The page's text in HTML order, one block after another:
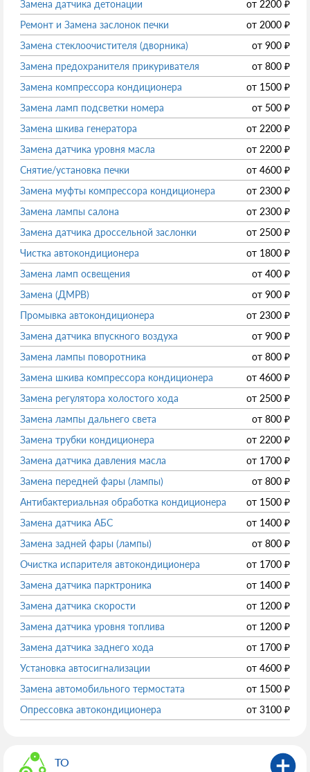
Замена датчика детонации от 2200 ₽
Ремонт и Замена заслонок печки
от 2000 ₽
Замена стеклоочистителя (дворника)
от 900 ₽
Замена предохранителя прикуривателя
от 800 ₽
Замена компрессора кондиционера
от 1500 ₽
Замена ламп подсветки номера
от 500 ₽
Замена шкива генератора
от 2200 ₽
Замена датчика уровня масла
от 2200 ₽
Снятие/установка печки
от 4600 ₽
Замена муфты компрессора кондиционера
от 2300 ₽
Замена лампы салона
от 2300 ₽
Замена датчика дроссельной заслонки
от 2500 ₽
Чистка автокондиционера
от 1800 ₽
Замена ламп освещения
от 400 ₽
Замена (ДМРВ)
от 900 ₽
Промывка автокондиционера
от 2300 ₽
Замена датчика впускного воздуха
от 900 ₽
Замена лампы поворотника
от 800 ₽
Замена шкива компрессора кондиционера
от 4600 ₽
Замена регулятора холостого хода
от 2500 ₽
Замена лампы дальнего света
от 800 ₽
Замена трубки кондиционера
от 2200 ₽
Замена датчика давления масла
от 1700 ₽
Замена передней фары (лампы)
от 800 ₽
Антибактериальная обработка кондиционера
от 1500 ₽
Замена датчика АБС
от 1400 ₽
Замена задней фары (лампы)
от 800 ₽
Очистка испарителя автокондиционера
от 1700 ₽
Замена датчика парктроника
от 1400 ₽
Замена датчика скорости
от 1200 ₽
Замена датчика уровня топлива
от 1200 ₽
Замена датчика заднего хода
от 1700 ₽
Установка автосигнализации
от 4600 ₽
Замена автомобильного термостата
от 1500 ₽
Опрессовка автокондиционера
от 3100 ₽
ТО